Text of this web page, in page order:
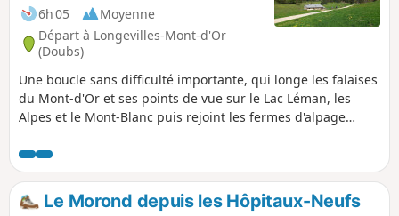
6h 05
Moyenne
Départ à Longevilles-Mont-d'Or
(Doubs)
Une boucle sans difficulté importante, qui longe les falaises
du Mont-d'Or et ses points de vue sur le Lac Léman, les
Alpes et le Mont-Blanc puis rejoint les fermes d'alpage
Le Morond depuis les Hôpitaux-Neufs